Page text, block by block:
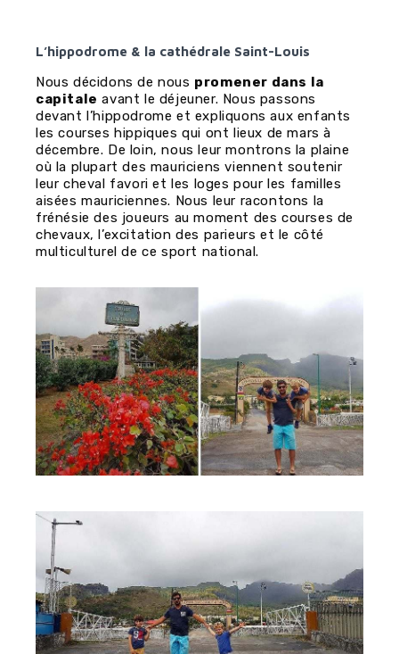
L’hippodrome & la cathédrale Saint-Louis
Nous décidons de nous promener dans la
capitale avant le déjeuner. Nous passons
devant l’hippodrome et expliquons aux enfants
les courses hippiques qui ont lieux de mars à
décembre. De loin, nous leur montrons la plaine
où la plupart des mauriciens viennent soutenir
leur cheval favori et les loges pour les familles
aisées mauriciennes. Nous leur racontons la
frénésie des joueurs au moment des courses de
chevaux, l’excitation des parieurs et le côté
multiculturel de ce sport national.